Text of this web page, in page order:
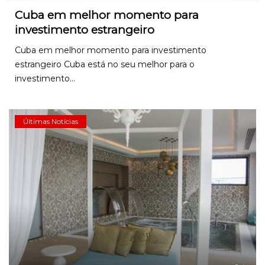
Cuba em melhor momento para
investimento estrangeiro
Cuba em melhor momento para investimento
estrangeiro Cuba está no seu melhor para o
investimento...
Últimas Notícias